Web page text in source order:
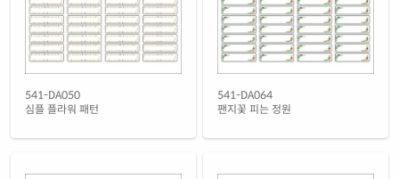
541-DA050
심플 플라워 패턴
541-DA064
팬지꽃 피는 정원